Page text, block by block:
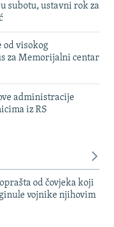
subotu, ustavni rok za
od visokog
za Memorijalni centar
administracije
iz RS
od čovjeka koji
vojnike njihovim